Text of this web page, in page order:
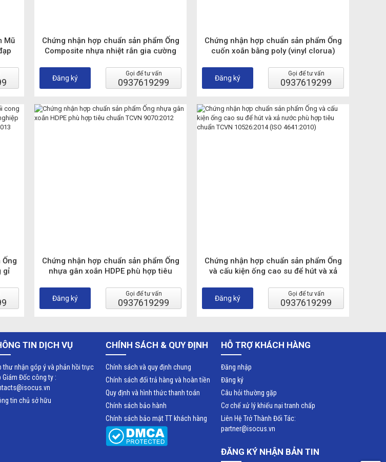
Mũ
Chứng nhận hợp chuẩn sản phẩm Ống
Composite nhựa nhiệt rắn gia cường
9563:2013
Đăng ký
Gọi để tư vấn
0937619299
Chứng nhận hợp chuẩn sản phẩm Ống
cuốn xoắn bằng poly (vinyl clorua)
thống dẫn nước và thóat nước đặt
ngầm dưới đất trong điều kiện không
có á
Đăng ký
Gọi để tư vấn
0937619299
gỉ
Chứng nhận hợp chuẩn sản phẩm Ống
nhựa gân xoắn HDPE phù hợp tiêu
Đăng ký
Gọi để tư vấn
0937619299
Chứng nhận hợp chuẩn sản phẩm Ống
và cấu kiện ống cao su để hút và xả
10526:2014 (ISO 4641:2010)
Đăng ký
Gọi để tư vấn
0937619299
TIN DỊCH VỤ
thư nhận góp ý và phản hồi trực
Giám Đốc công ty :
tin chủ sở hữu
CHÍNH SÁCH & QUY ĐỊNH
Chính sách và quy định chung
Chính sách đổi trả hàng và hoàn tiền
Quy định và hình thức thanh toán
Chính sách bảo hành
Chính sách bảo mật TT khách hàng
HỖ TRỢ KHÁCH HÀNG
Đăng nhập
Đăng ký
Câu hỏi thường gặp
Cơ chế xử lý khiếu nại tranh chấp
Liên Hệ Trở Thành Đối Tác:
partner@isocus.vn
ĐĂNG KÝ NHẬN BẢN TIN